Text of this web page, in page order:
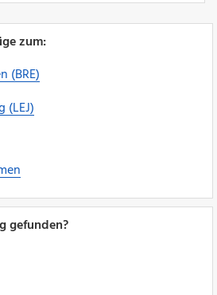
zum:
(BRE)
(LEJ)
gefunden?